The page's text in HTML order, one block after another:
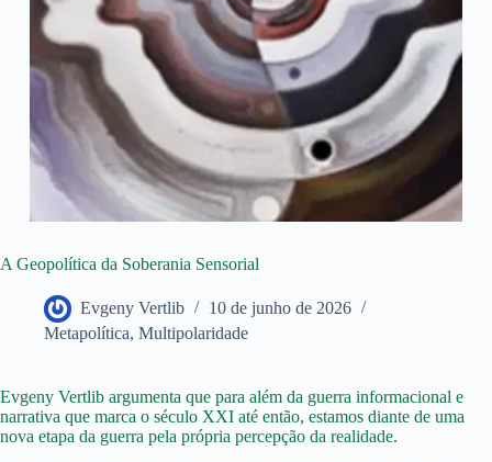
A Geopolítica da Soberania Sensorial
Evgeny Vertlib
10 de junho de 2026
Metapolítica, Multipolaridade
Evgeny Vertlib argumenta que para além da guerra informacional e
narrativa que marca o século XXI até então, estamos diante de uma
nova etapa da guerra pela própria percepção da realidade.